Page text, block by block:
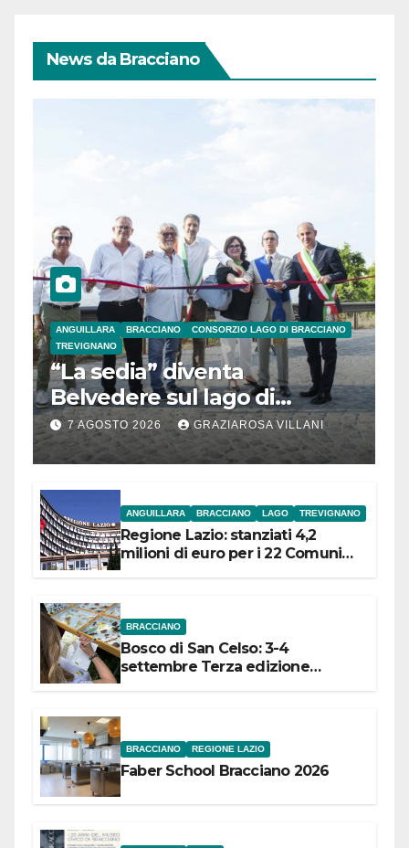
News da Bracciano
ANGUILLARA BRACCIANO
CONSORZIO LAGO DI BRACCIANO
TREVIGNANO
“La sedia” diventa
Belvedere sul lago di
Bracciano: ieri
l’inaugurazione
7 AGOSTO 2026 GRAZIAROSA VILLANI
ANGUILLARA BRACCIANO LAGO TREVIGNANO
Regione Lazio: stanziati 4,2
milioni di euro per i 22 Comuni
BRACCIANO
Bosco di San Celso: 3-4
settembre Terza edizione
BRACCIANO REGIONE LAZIO
Faber School Bracciano 2026